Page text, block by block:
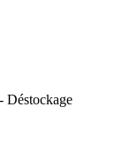
Déstockage